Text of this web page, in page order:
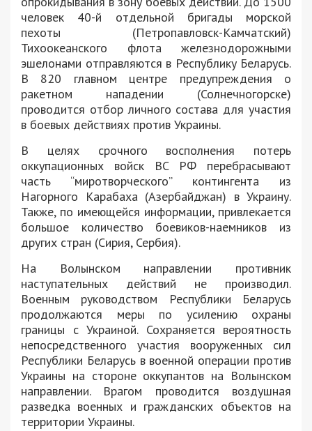
человек 40-й отдельной бригады морской
пехоты (Петропавловск-Камчатский)
Тихоокеанского флота железнодорожными
эшелонами отправляются в Республику Беларусь.
В 820 главном центре предупреждения о
ракетном нападении (Солнечногорске)
проводится отбор личного состава для участия
в боевых действиях против Украины.
В целях срочного восполнения потерь
оккупационных войск ВС РФ перебрасывают
часть “миротворческого” контингента из
Нагорного Карабаха (Азербайджан) в Украину.
Также, по имеющейся информации, привлекается
большое количество боевиков-наемников из
других стран (Сирия, Сербия).
На Волынском направлении противник
наступательных действий не производил.
Военным руководством Республики Беларусь
продолжаются меры по усилению охраны
границы с Украиной. Сохраняется вероятность
непосредственного участия вооруженных сил
Республики Беларусь в военной операции против
Украины на стороне оккупантов на Волынском
направлении. Врагом проводится воздушная
разведка военных и гражданских объектов на
территории Украины.